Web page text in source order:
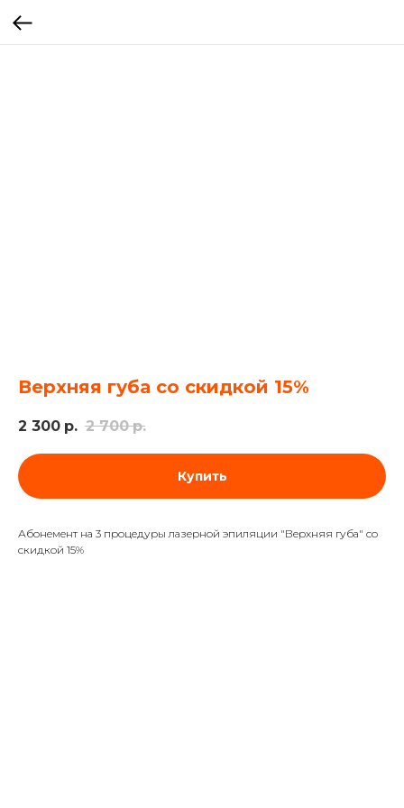
Верхняя губа со скидкой 15%
2 300 р. 2 700 р.
Купить
Абонемент на 3 процедуры лазерной эпиляции "Верхняя губа" со
скидкой 15%